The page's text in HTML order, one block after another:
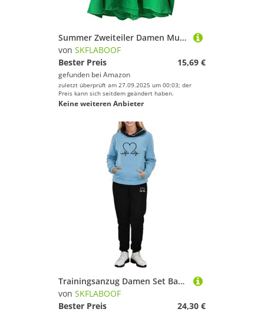
Summer Zweiteiler Damen Musselin Bluse Set, Elegant Leinen Bluse Hemd Und Shorts Einfarbig Lounge Set Strand Y2k Clothes Sportanzug Oversize Freizeitanzug Kurzarm Hausanzug Outfits Grün L
von SKFLABOOF
Bester Preis
15,69 €
gefunden bei Amazon
zuletzt überprüft am 27.09.2025 um 00:03; der
Preis kann sich seitdem geändert haben.
Keine weiteren Anbieter
Trainingsanzug Damen Set Baggy Jogginghose Konzert Outfit Bekleidungssets Für Yoga Jogginganzug Sport Zweiteiler Hosenanzüge Blau, L
von SKFLABOOF
Bester Preis
24,30 €